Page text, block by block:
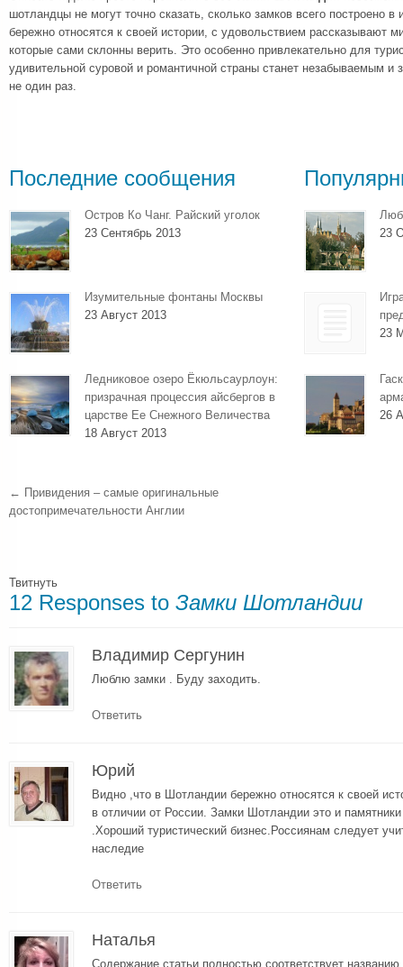
шотландцы не могут точно сказать, сколько замков всего построено в
бережно относятся к своей истории, с удовольствием рассказывают
которые сами склонны верить. Это особенно привлекательно для
удивительной суровой и романтичной страны станет незабываемым и
не один раз.
Последние сообщения
Остров Ко Чанг. Райский уголок
23 Сентябрь 2013
Изумительные фонтаны Москвы
23 Август 2013
Ледниковое озеро Ёкюльсаурлоун:
призрачная процессия айсбергов в
царстве Ее Снежного Величества
18 Август 2013
23
23
26
← Привидения – самые оригинальные
достопримечательности Англии
Твитнуть
12 Responses to Замки Шотландии
Владимир Сергунин
Люблю замки . Буду заходить.
Ответить
Юрий
Видно ,что в Шотландии бережно относятся к своей
в отличии от России. Замки Шотландии это и памятники
.Хороший туристический бизнес.Россиянам следует
наследие
Ответить
Наталья
Содержание статьи полностью соответствует